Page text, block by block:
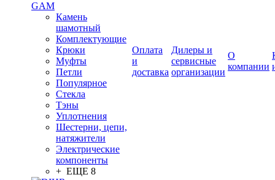
GAM
Камень
шамотный
Комплектующие
Крюки
Муфты
Петли
Популярное
Стекла
Тэны
Уплотнения
Шестерни, цепи,
натяжители
Электрические
компоненты
+ ЕЩЕ 8
Оплата
и
доставка
Дилеры и
сервисные
организации
О
компании